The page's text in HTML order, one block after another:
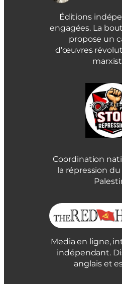
Éditions
engagées. La
propose un
d’œuvres
Coordination
la répression
Media en ligne,
indépendant.
anglais et